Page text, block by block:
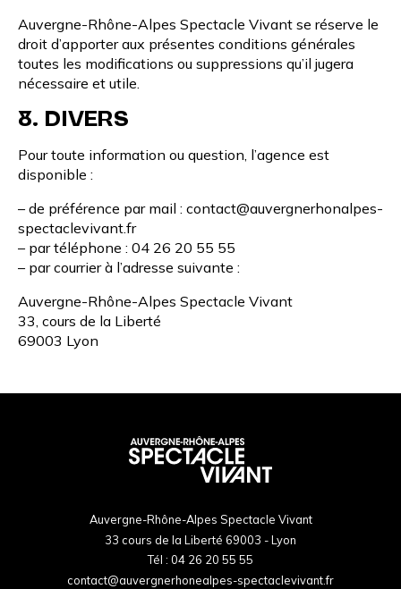
Auvergne-Rhône-Alpes Spectacle Vivant se réserve le
droit d’apporter aux présentes conditions générales
toutes les modifications ou suppressions qu’il jugera
nécessaire et utile.
8. DIVERS
Pour toute information ou question, l’agence est
disponible :
– de préférence par mail : contact@auvergnerhonalpes-
spectaclevivant.fr
– par téléphone : 04 26 20 55 55
– par courrier à l’adresse suivante :
Auvergne-Rhône-Alpes Spectacle Vivant
33, cours de la Liberté
69003 Lyon
Auvergne-Rhône-Alpes Spectacle Vivant
33 cours de la Liberté 69003 - Lyon
Tél : 04 26 20 55 55
contact@auvergnerhonealpes-spectaclevivant.fr